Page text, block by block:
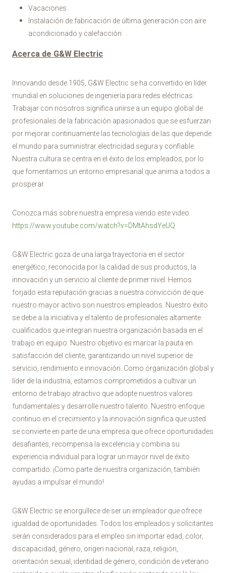
Vacaciones
Instalación de fabricación de última generación con aire
acondicionado y calefacción
Acerca de G&W Electric
Innovando desde 1905, G&W Electric se ha convertido en líder
mundial en soluciones de ingeniería para redes eléctricas.
Trabajar con nosotros significa unirse a un equipo global de
profesionales de la fabricación apasionados que se esfuerzan
por mejorar continuamente las tecnologías de las que depende
el mundo para suministrar electricidad segura y confiable.
Nuestra cultura se centra en el éxito de los empleados, por lo
que fomentamos un entorno empresarial que anima a todos a
prosperar.
Conozca más sobre nuestra empresa viendo este video:
https://www.youtube.com/watch?v=DMtAhsdYeUQ
G&W Electric goza de una larga trayectoria en el sector
energético, reconocida por la calidad de sus productos, la
innovación y un servicio al cliente de primer nivel. Hemos
forjado esta reputación gracias a nuestra convicción de que
nuestro mayor activo son nuestros empleados. Nuestro éxito
se debe a la iniciativa y el talento de profesionales altamente
cualificados que integran nuestra organización basada en el
trabajo en equipo. Nuestro objetivo es marcar la pauta en
satisfacción del cliente, garantizando un nivel superior de
servicio, rendimiento e innovación. Como organización global y
líder de la industria, estamos comprometidos a cultivar un
entorno de trabajo atractivo que adopte nuestros valores
fundamentales y desarrolle nuestro talento. Nuestro enfoque
continuo en el crecimiento y la innovación significa que usted
se convierte en parte de una empresa que ofrece oportunidades
desafiantes, recompensa la excelencia y combina su
experiencia individual para lograr un mayor nivel de éxito
compartido. ¡Como parte de nuestra organización, también
ayudas a impulsar el mundo!
G&W Electric se enorgullece de ser un empleador que ofrece
igualdad de oportunidades. Todos los empleados y solicitantes
serán considerados para el empleo sin importar edad, color,
discapacidad, género, origen nacional, raza, religión,
orientación sexual, identidad de género, condición de veterano